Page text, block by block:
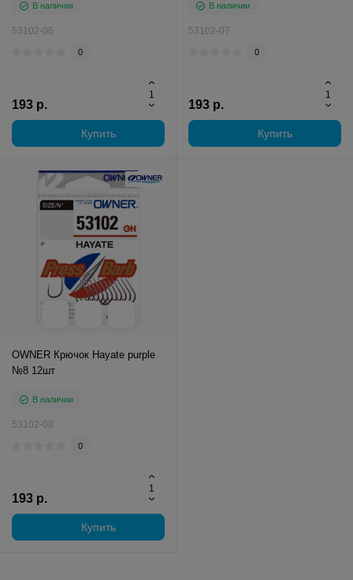
В наличии
53102-06
0
193 р.
Купить
В наличии
53102-07
0
193 р.
Купить
OWNER Крючок Hayate purple
№8 12шт
В наличии
53102-08
0
193 р.
Купить